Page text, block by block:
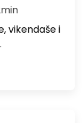
vikendaše i